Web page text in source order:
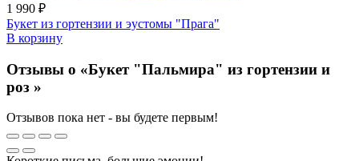
1 990 ₽
Букет из гортензии и эустомы "Прага"
В корзину
Отзывы о «Букет "Пальмира" из гортензии и
роз »
Отзывов пока нет - вы будете первым!